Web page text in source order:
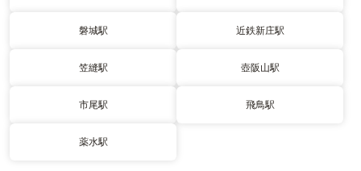
磐城駅 近鉄新庄駅
笠縫駅 壺阪山駅
市尾駅 飛鳥駅
薬水駅